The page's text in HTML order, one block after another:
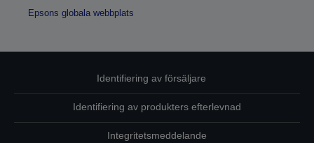
Epsons globala webbplats
Identifiering av försäljare
Identifiering av produkters efterlevnad
Integritetsmeddelande